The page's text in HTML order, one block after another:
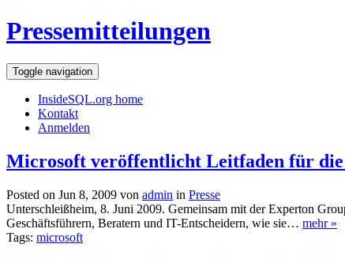
Pressemitteilungen
Toggle navigation
InsideSQL.org home
Kontakt
Anmelden
Microsoft veröffentlicht Leitfaden für
Posted on Jun 8, 2009 von admin in Presse
Unterschleißheim, 8. Juni 2009. Gemeinsam mit der Experton
Geschäftsführern, Beratern und IT-Entscheidern, wie sie… mehr »
Tags: microsoft